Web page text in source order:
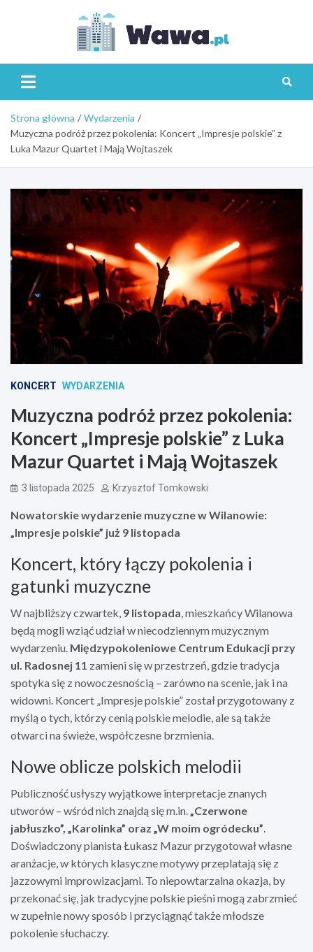
Strona główna
Wydarzenia
Muzyczna podróż przez pokolenia: Koncert „Impresje polskie” z
Luka Mazur Quartet i Mają Wojtaszek
KONCERT WYDARZENIA
Muzyczna podróż przez pokolenia:
Koncert „Impresje polskie” z Luka
Mazur Quartet i Mają Wojtaszek
3 listopada 2025 Krzysztof Tomkowski
Nowatorskie wydarzenie muzyczne w Wilanowie:
„Impresje polskie” już 9 listopada
Koncert, który łączy pokolenia i
gatunki muzyczne
W najbliższy czwartek, 9 listopada, mieszkańcy Wilanowa
będą mogli wziąć udział w niecodziennym muzycznym
wydarzeniu. Międzypokoleniowe Centrum Edukacji przy
ul. Radosnej 11 zamieni się w przestrzeń, gdzie tradycja
spotyka się z nowoczesnością – zarówno na scenie, jak i na
widowni. Koncert „Impresje polskie” został przygotowany z
myślą o tych, którzy cenią polskie melodie, ale są także
otwarci na świeże, współczesne brzmienia.
Nowe oblicze polskich melodii
Publiczność usłyszy wyjątkowe interpretacje znanych
utworów – wśród nich znajdą się m.in.„Czerwone
jabłuszko”, „Karolinka” oraz „W moim ogródecku”.
Doświadczony pianista Łukasz Mazur przygotował własne
aranżacje, w których klasyczne motywy przeplatają się z
jazzowymi improwizacjami. To niepowtarzalna okazja, by
przekonać się, jak tradycyjne polskie pieśni mogą zabrzmieć
w zupełnie nowy sposób i przyciągnąć także młodsze
pokolenie słuchaczy.